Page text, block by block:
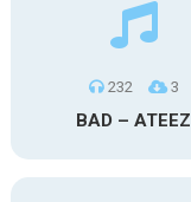
232 3
BAD – ATEEZ